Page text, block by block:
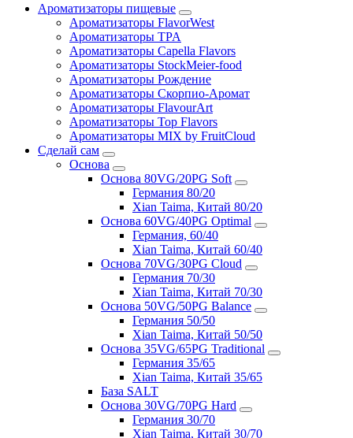
Ароматизаторы пищевые
Ароматизаторы FlavorWest
Ароматизаторы TPA
Ароматизаторы Capella Flavors
Ароматизаторы StockMeier-food
Ароматизаторы Рождение
Ароматизаторы Скорпио-Аромат
Ароматизаторы FlavourArt
Ароматизаторы Top Flavors
Ароматизаторы MIX by FruitCloud
Сделай сам
Основа
Основа 80VG/20PG Soft
Германия 80/20
Xian Taima, Китай 80/20
Основа 60VG/40PG Optimal
Германия, 60/40
Xian Taima, Китай 60/40
Основа 70VG/30PG Cloud
Германия 70/30
Xian Taima, Китай 70/30
Основа 50VG/50PG Balance
Германия 50/50
Xian Taima, Китай 50/50
Основа 35VG/65PG Traditional
Германия 35/65
Xian Taima, Китай 35/65
База SALT
Основа 30VG/70PG Hard
Германия 30/70
Xian Taima, Китай 30/70